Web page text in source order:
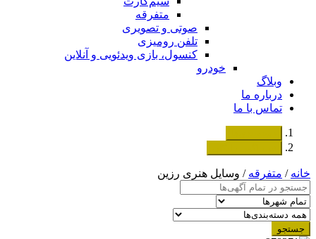
متفرقه
صوتی و تصویری
تلفن رومیزی
کنسول، بازی‌ ویدئویی و آنلاین
خودرو
وبلاگ
درباره ما
تماس با ما
خانه/ متفرقه/ وسایل هنری رزین
جستجو